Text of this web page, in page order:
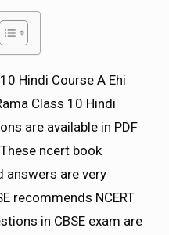
Hindi Course A Ehi
Class 10 Hindi
are available in PDF
ncert book
answers are very
recommends NCERT
in CBSE exam are